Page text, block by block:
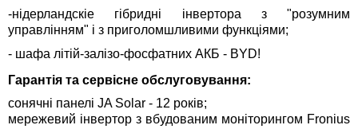
-нідерландскіе гібридні інвертора з "розумним
управлінням" і з приголомшливими функціями;
- шафа літій-залізо-фосфатних АКБ - BYD!
Гарантія та сервісне обслуговування:
сонячні панелі JA Solar - 12 років;
мережевий інвертор з вбудованим моніторингом Fronius